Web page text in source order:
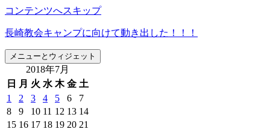
コンテンツへスキップ
長崎教会キャンプに向けて動き出した！！！
メニューとウィジェット
2018年7月
日
月 火 水 木 金 土
1 2 3 4 5 6
7
8
9 10 11 12 13 14
15 16 17 18 19 20 21